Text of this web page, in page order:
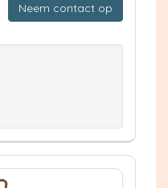
Neem contact op